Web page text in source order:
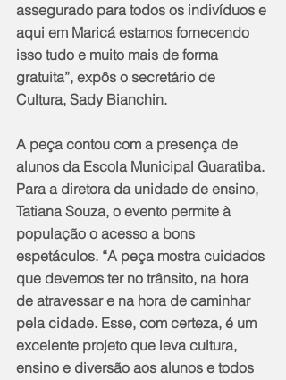
assegurado para todos os indivíduos e
aqui em Maricá estamos fornecendo
isso tudo e muito mais de forma
gratuita”, expôs o secretário de
Cultura, Sady Bianchin.
A peça contou com a presença de
alunos da Escola Municipal Guaratiba.
Para a diretora da unidade de ensino,
Tatiana Souza, o evento permite à
população o acesso a bons
espetáculos. “A peça mostra cuidados
que devemos ter no trânsito, na hora
de atravessar e na hora de caminhar
pela cidade. Esse, com certeza, é um
excelente projeto que leva cultura,
ensino e diversão aos alunos e todos